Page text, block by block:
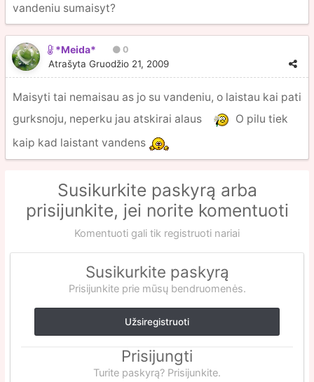
vandeniu sumaisyt?
*Meida* 0
Atrašyta Gruodžio 21, 2009
Maisyti tai nemaisau as jo su vandeniu, o laistau kai pati
gurksnoju, neperku jau atskirai alaus
O pilu tiek
kaip kad laistant vandens
Susikurkite paskyrą arba
prisijunkite, jei norite komentuoti
Komentuoti gali tik registruoti nariai
Susikurkite paskyrą
Prisijunkite prie mūsų bendruomenės.
Užsiregistruoti
Prisijungti
Turite paskyrą? Prisijunkite.